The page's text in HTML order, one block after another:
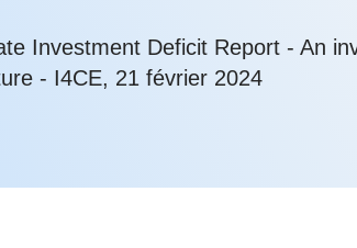
Au-delà du
lent du choc
l’Okavango
Investment Deficit Report - An
- I4CE, 21 février 2024